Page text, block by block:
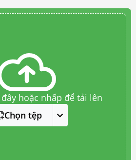
hoặc nhấp để tải lên
Chọn tệp